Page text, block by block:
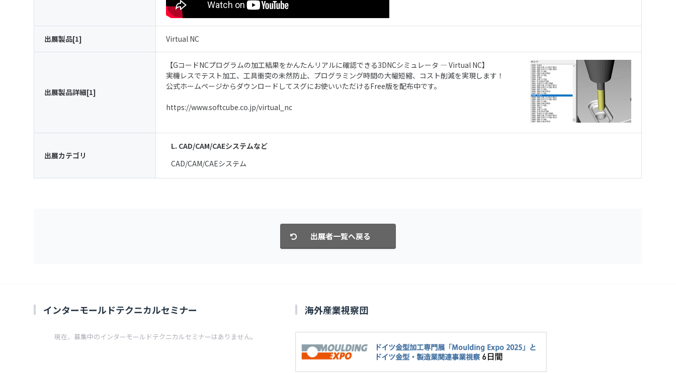
出展製品[1] Virtual NC
出展製品詳細[1]
【GコードNCプログラムの加工結果をかんたんリアルに確認できる3DNCシミュレータ ― Virtual NC】
実機レスでテスト加工、工具衝突の未然防止、プログラミング時間の大幅短縮、コスト削減を実現します！
公式ホームページからダウンロードしてスグにお使いいただけるFree版を配布中です。
https://www.softcube.co.jp/virtual_nc
出展カテゴリ
L. CAD/CAM/CAEシステムなど
CAD/CAM/CAEシステム
インターモールドテクニカルセミナー
現在、募集中のインターモールドテクニカルセミナーはありません。
海外産業視察団